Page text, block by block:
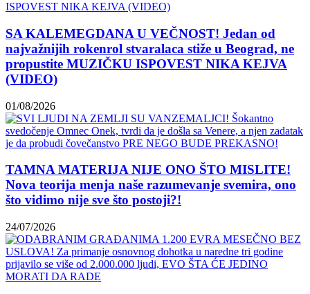
SA KALEMEGDANA U VEČNOST! Jedan od
najvažnijih rokenrol stvaralaca stiže u Beograd, ne
propustite MUZIČKU ISPOVEST NIKA KEJVA
(VIDEO)
01/08/2026
TAMNA MATERIJA NIJE ONO ŠTO MISLITE!
Nova teorija menja naše razumevanje svemira, ono
što vidimo nije sve što postoji?!
24/07/2026